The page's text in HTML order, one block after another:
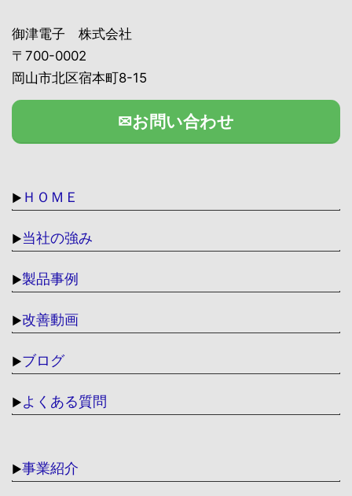
御津電子 株式会社
〒700-0002
岡山市北区宿本町8-15
✉お問い合わせ
▶ ＨＯＭＥ
▶当社の強み
▶製品事例
▶改善動画
▶ブログ
▶よくある質問
▶事業紹介